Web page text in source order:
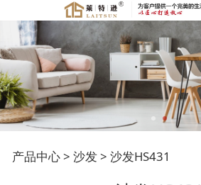
沙发HS431
产品中心> 沙发> 沙发HS431